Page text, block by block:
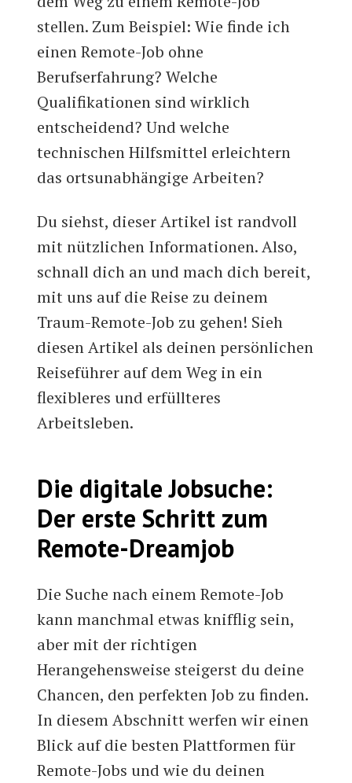
stellen. Zum Beispiel: Wie finde ich
einen Remote-Job ohne
Berufserfahrung? Welche
Qualifikationen sind wirklich
entscheidend? Und welche
technischen Hilfsmittel erleichtern
das ortsunabhängige Arbeiten?
Du siehst, dieser Artikel ist randvoll
mit nützlichen Informationen. Also,
schnall dich an und mach dich bereit,
mit uns auf die Reise zu deinem
Traum-Remote-Job zu gehen! Sieh
diesen Artikel als deinen persönlichen
Reiseführer auf dem Weg in ein
flexibleres und erfüllteres
Arbeitsleben.
Die digitale Jobsuche:
Der erste Schritt zum
Remote-Dreamjob
Die Suche nach einem Remote-Job
kann manchmal etwas knifflig sein,
aber mit der richtigen
Herangehensweise steigerst du deine
Chancen, den perfekten Job zu finden.
In diesem Abschnitt werfen wir einen
Blick auf die besten Plattformen für
Remote-Jobs und wie du deinen